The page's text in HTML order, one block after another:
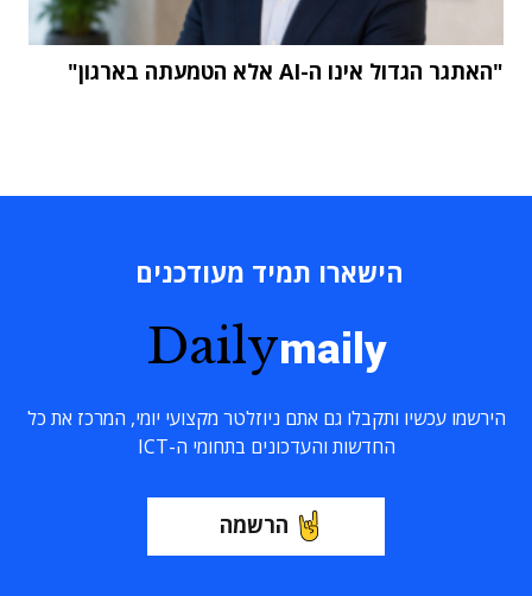
"האתגר הגדול אינו ה-AI אלא הטמעתה בארגון"
הישארו תמיד מעודכנים
Dailymaily
הירשמו עכשיו ותקבלו גם אתם ניוזלטר מקצועי יומי, המרכז את כל
החדשות והעדכונים בתחומי ה-ICT
הרשמה